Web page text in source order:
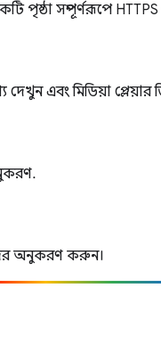
পৃষ্ঠা সম্পূর্ণরূপে HTTPS
দেখুন এবং মিডিয়া
অনুকরণ করুন।